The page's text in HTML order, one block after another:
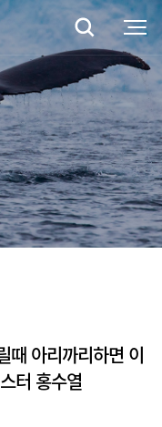
때 아리까리하면 이
터 홍수열